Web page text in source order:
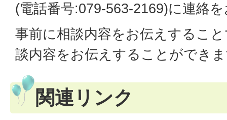
(電話番号:079-563-2169)に連絡
事前に相談内容をお伝えするこ
談内容をお伝えすることができ
関連リンク